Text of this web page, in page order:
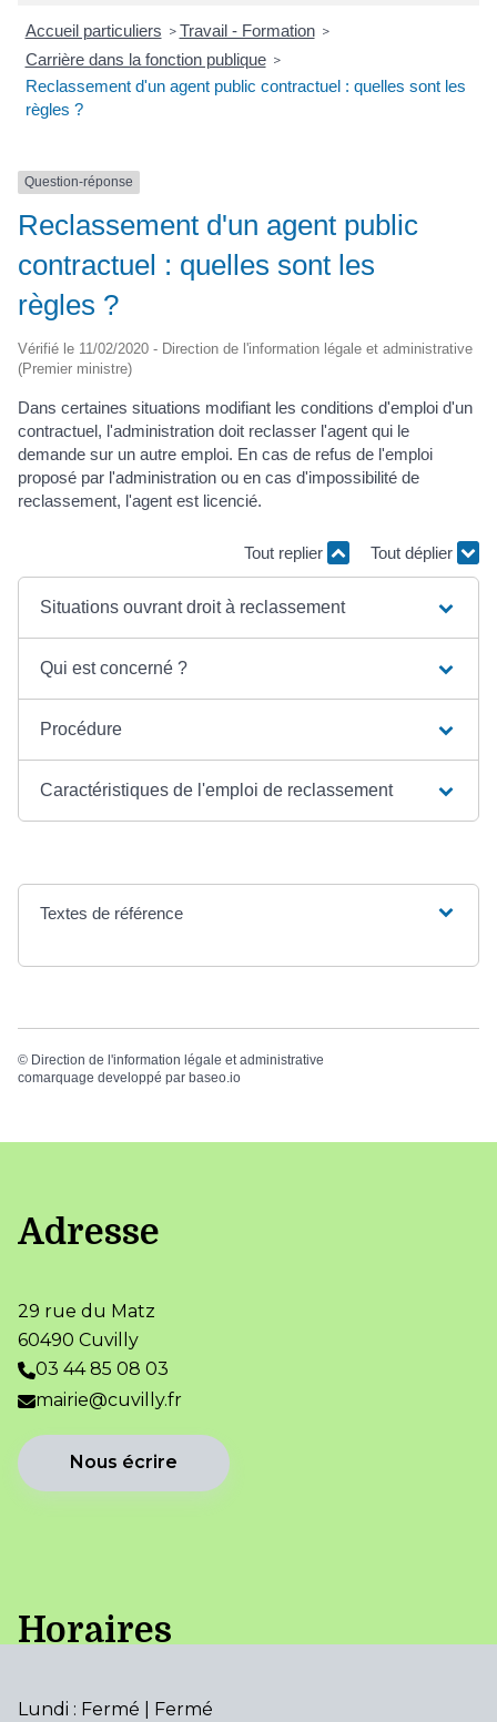
Accueil particuliers > Travail - Formation >
Carrière dans la fonction publique >
Reclassement d'un agent public contractuel : quelles sont les
règles ?
Question-réponse
Reclassement d'un agent public
contractuel : quelles sont les
règles ?
Vérifié le 11/02/2020 - Direction de l'information légale et administrative
(Premier ministre)
Dans certaines situations modifiant les conditions d'emploi d'un
contractuel, l'administration doit reclasser l'agent qui le
demande sur un autre emploi. En cas de refus de l'emploi
proposé par l'administration ou en cas d'impossibilité de
reclassement, l'agent est licencié.
Tout replier Tout déplier
Situations ouvrant droit à reclassement
Qui est concerné ?
Procédure
Caractéristiques de l'emploi de reclassement
Textes de référence
© Direction de l'information légale et administrative
comarquage developpé par baseo.io
Adresse
29 rue du Matz
60490 Cuvilly
03 44 85 08 03
mairie@cuvilly.fr
Nous écrire
Horaires
Lundi : Fermé | Fermé